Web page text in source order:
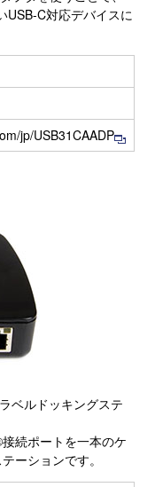
USB-C対応デバイスに
jp/USB31CAADP
ベルドッキングステ
続ポートを一本のケ
ーションです。